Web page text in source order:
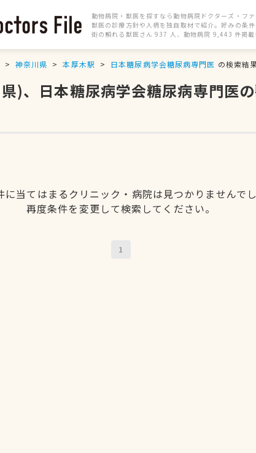
動物病院・獣医を探すなら動物病院ドクターズ・ファ
獣医の診療方針や人柄を独自取材で紹介。好みの条件
街の頼れる獣医さん 937 人、動物病院 9,443 件掲
神奈川県 本厚木駅 日本糖尿病学会糖尿病専門医 の検索結
)、日本糖尿病学会糖尿病専門医
に当てはまるクリニック・病院は見つかりませんでし
再度条件を変更して検索してください。
1